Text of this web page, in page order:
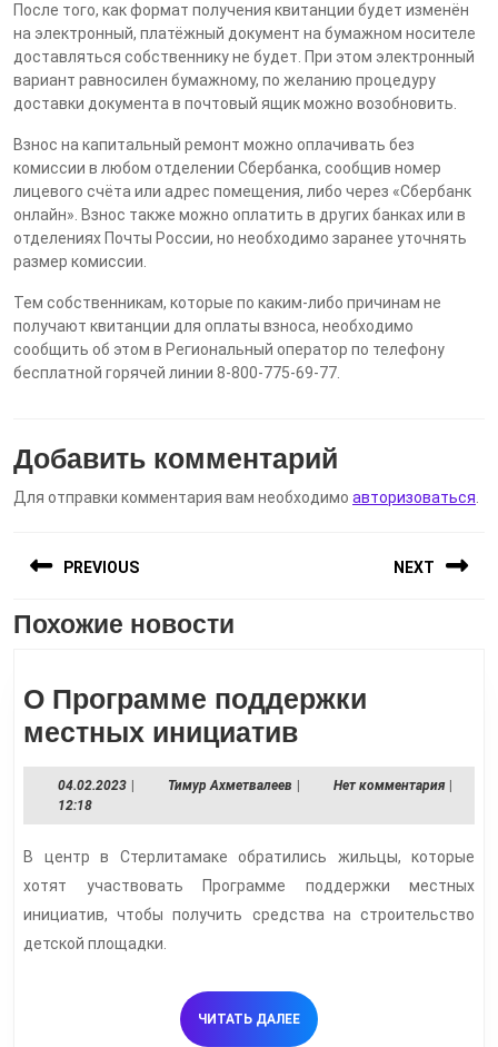
После того, как формат получения квитанции будет изменён
на электронный, платёжный документ на бумажном носителе
доставляться собственнику не будет. При этом электронный
вариант равносилен бумажному, по желанию процедуру
доставки документа в почтовый ящик можно возобновить.
Взнос на капитальный ремонт можно оплачивать без
комиссии в любом отделении Сбербанка, сообщив номер
лицевого счёта или адрес помещения, либо через «Сбербанк
онлайн». Взнос также можно оплатить в других банках или в
отделениях Почты России, но необходимо заранее уточнять
размер комиссии.
Тем собственникам, которые по каким-либо причинам не
получают квитанции для оплаты взноса, необходимо
сообщить об этом в Региональный оператор по телефону
бесплатной горячей линии 8-800-775-69-77.
Добавить комментарий
Для отправки комментария вам необходимо авторизоваться
по
записям
PREVIOUS
Предыдущая
NEXT
Похожие новости
О Программе поддержки
местных инициативО
Программе
поддержки
местных
инициатив
04.02.202304.02.2023
| Тимур АхметвалеевТимур
| Нет комментария |
12:18
В центр в Стерлитамаке обратились жильцы, которые
хотят участвовать Программе поддержки местных
инициатив, чтобы получить средства на строительство
детской площадки.
ЧИТАТЬ ДАЛЕЕЧИТАТЬ
ДАЛЕЕ